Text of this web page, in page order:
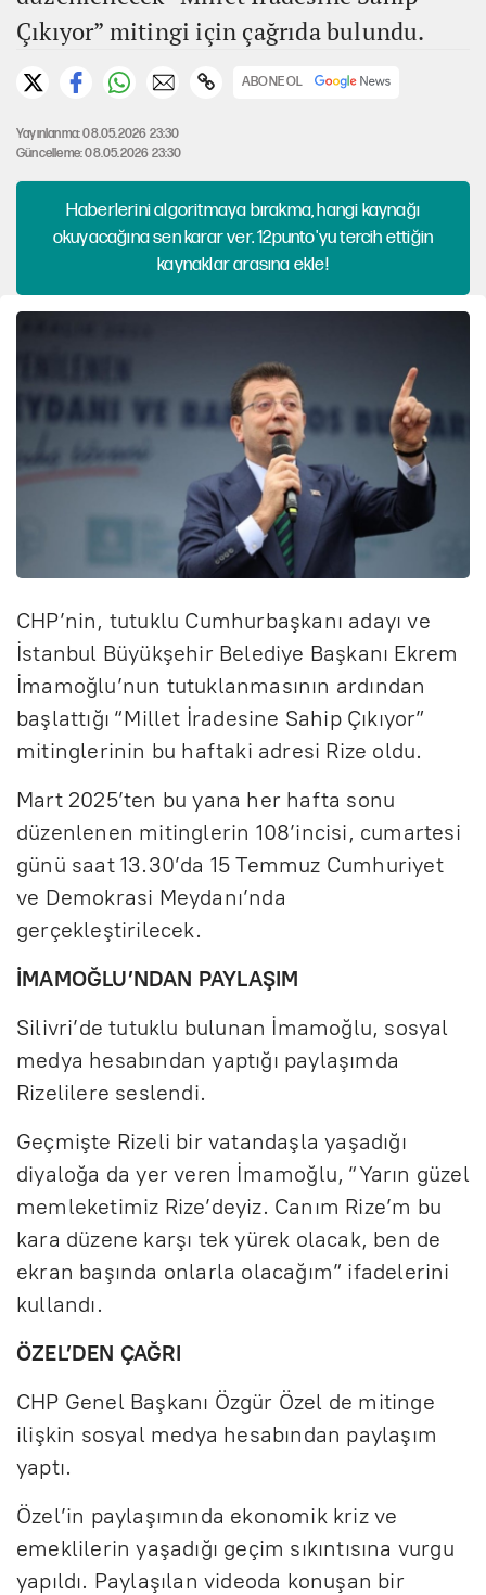
Çıkıyor” mitingi için çağrıda bulundu.
ABONE OL
Yayınlanma: 08.05.2026 23:30
Güncelleme: 08.05.2026 23:30
Haberlerini algoritmaya bırakma, hangi kaynağı
okuyacağına sen karar ver. 12punto'yu tercih ettiğin
kaynaklar arasına ekle!
CHP’nin, tutuklu Cumhurbaşkanı adayı ve
İstanbul Büyükşehir Belediye Başkanı Ekrem
İmamoğlu’nun tutuklanmasının ardından
başlattığı “Millet İradesine Sahip Çıkıyor”
mitinglerinin bu haftaki adresi Rize oldu.
Mart 2025’ten bu yana her hafta sonu
düzenlenen mitinglerin 108’incisi, cumartesi
günü saat 13.30’da 15 Temmuz Cumhuriyet
ve Demokrasi Meydanı’nda
gerçekleştirilecek.
İMAMOĞLU’NDAN PAYLAŞIM
Silivri’de tutuklu bulunan İmamoğlu, sosyal
medya hesabından yaptığı paylaşımda
Rizelilere seslendi.
Geçmişte Rizeli bir vatandaşla yaşadığı
diyaloğa da yer veren İmamoğlu, “Yarın güzel
memleketimiz Rize’deyiz. Canım Rize’m bu
kara düzene karşı tek yürek olacak, ben de
ekran başında onlarla olacağım” ifadelerini
kullandı.
ÖZEL’DEN ÇAĞRI
CHP Genel Başkanı Özgür Özel de mitinge
ilişkin sosyal medya hesabından paylaşım
yaptı.
Özel’in paylaşımında ekonomik kriz ve
emeklilerin yaşadığı geçim sıkıntısına vurgu
yapıldı. Paylaşılan videoda konuşan bir